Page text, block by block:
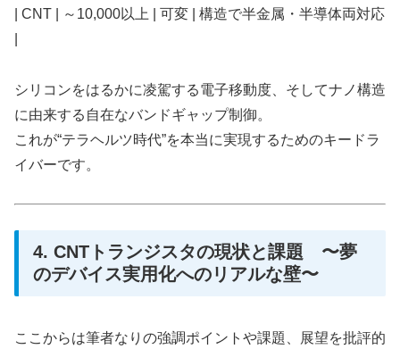
| CNT | ～10,000以上 | 可変 | 構造で半金属・半導体両対応
シリコンをはるかに凌駕する電子移動度、そしてナノ構造
に由来する自在なバンドギャップ制御。
これが“テラヘルツ時代”を本当に実現するためのキードラ
イバーです。
4. CNTトランジスタの現状と課題 〜夢
のデバイス実用化へのリアルな壁〜
ここからは筆者なりの強調ポイントや課題、展望を批評的